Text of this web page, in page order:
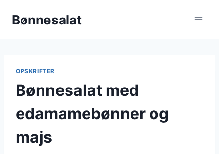
Bønnesalat
OPSKRIFTER
Bønnesalat med
edamamebønner og
majs